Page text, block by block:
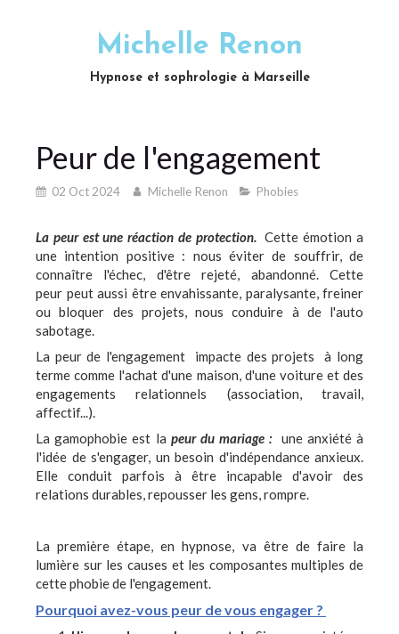
Michelle Renon
Hypnose et sophrologie à Marseille
Peur de l'engagement
02 Oct 2024 Michelle Renon Phobies
La peur est une réaction de protection.Cette émotion a
une intention positive : nous éviter de souffrir, de
connaître l'échec, d'être rejeté, abandonné. Cette
peur peut aussi être envahissante, paralysante, freiner
ou bloquer des projets, nous conduire à de l'auto
sabotage.
La peur de l'engagement impacte des projets à long
terme comme l'achat d'une maison, d'une voiture et des
engagements relationnels (association, travail,
affectif...).
La gamophobie est la peur du mariage : une anxiété à
l'idée de s'engager, un besoin d'indépendance anxieux.
Elle conduit parfois à être incapable d'avoir des
relations durables, repousser les gens, rompre.
La première étape, en hypnose, va être de faire la
lumière sur les causes et les composantes multiples de
cette phobie de l'engagement.
Pourquoi avez-vous peur de vous engager ?